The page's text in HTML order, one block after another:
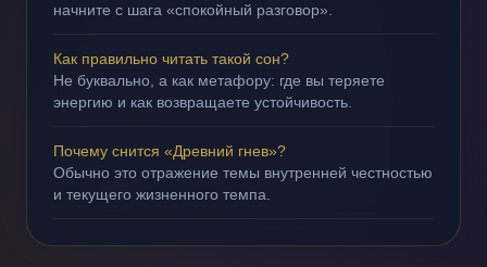
начните с шага «спокойный разговор».
Как правильно читать такой сон?
Не буквально, а как метафору: где вы теряете
энергию и как возвращаете устойчивость.
Почему снится «Древний гнев»?
Обычно это отражение темы внутренней честностью
и текущего жизненного темпа.